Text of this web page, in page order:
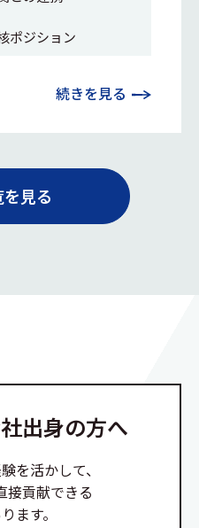
ポジション
続きを見る
見る
出身の方へ
を活かして、
接貢献できる
ます。